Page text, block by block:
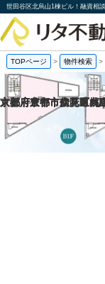
TOPページ > 物件検索 >
京都府京都市伏見区桃
京都府京都市伏見区向
京都府京都市南区東九
大阪府豊中市立花町1